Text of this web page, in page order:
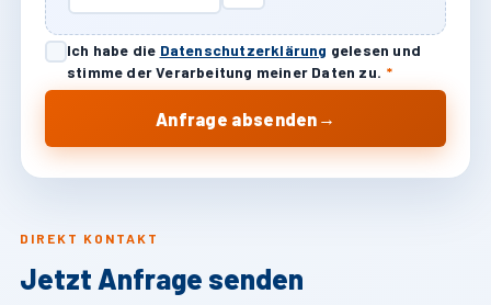
DIREKT KONTAKT
Jetzt Anfrage senden
Ich habe die Datenschutzerklärung gelesen und
stimme der Verarbeitung meiner Daten zu. *
Anfrage absenden →